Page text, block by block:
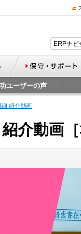
ユーザーの声
細 紹介動画
介動画［